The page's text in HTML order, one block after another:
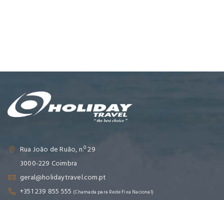
Rua João de Ruão, n.º 29
3000-229 Coimbra
geral@holidaytravel.com.pt
+351 239 855 555 (Chamada para Rede Fixa Nacional)